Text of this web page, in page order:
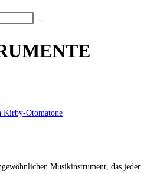
Musikinstrument, das jeder